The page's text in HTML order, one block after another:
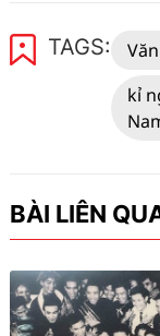
TAGS:
kỉ
BÀI LIÊN